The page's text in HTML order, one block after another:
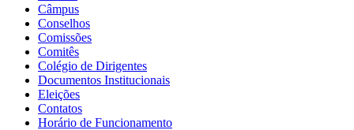
Câmpus
Conselhos
Comissões
Comitês
Colégio de Dirigentes
Documentos Institucionais
Eleições
Contatos
Horário de Funcionamento